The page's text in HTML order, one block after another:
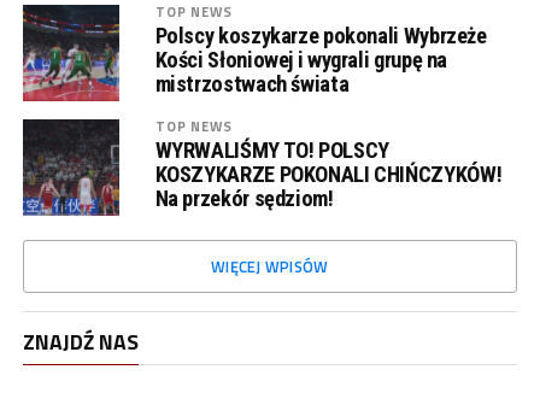
TOP NEWS
Polscy koszykarze pokonali Wybrzeże
Kości Słoniowej i wygrali grupę na
mistrzostwach świata
TOP NEWS
WYRWALIŚMY TO! POLSCY
KOSZYKARZE POKONALI CHIŃCZYKÓW!
Na przekór sędziom!
WIĘCEJ WPISÓW
ZNAJDŹ NAS